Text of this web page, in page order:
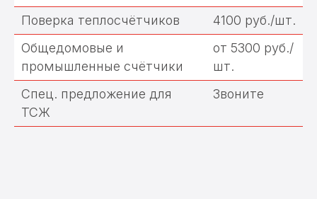
Поверка теплосчётчиков
4100 руб./шт.
Общедомовые и
промышленные счётчики
от 5300 руб./
шт.
Спец. предложение для
ТСЖ
Звоните
учета.
Поверка счетчиков воды